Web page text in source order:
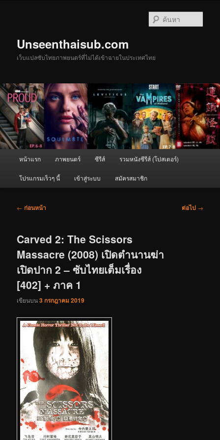
Unseenthaisub.com
เว็บแปลซับไทยภาพยนตร์ที่ไม่ได้เข้าฉายในประเทศไทย
หน้าแรก ภาพยนตร์ ซีรีส์ รวมหนังซีรีส์ (โปสเตอร์)
โปรแกรมเร็วๆ นี้ เข้าสู่ระบบ สมัครสมาชิก
เมนู
← ก่อนหน้า ต่อไป →
Carved 2: The Scissors
Massacre (2008) เปิดตำนานฆ่า
เปิดปาก 2 – ซับไทยเต็มเรื่อง
[402] + ภาค 1
เขียนบน3 กรกฎาคม 2019